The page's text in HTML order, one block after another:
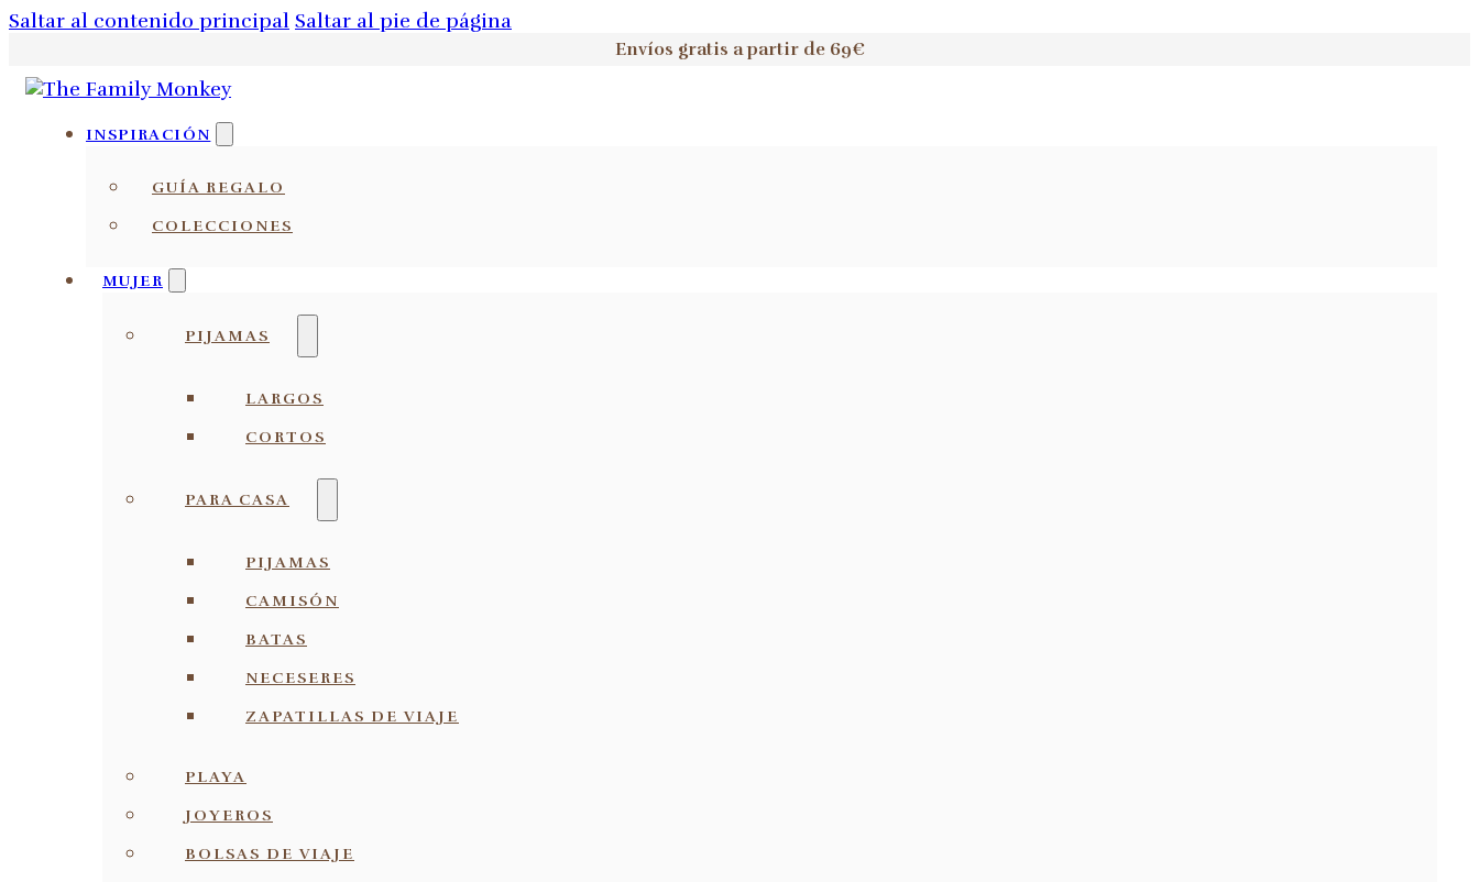
Saltar al contenido principal Saltar al pie de página
Envíos gratis a partir de 69€
INSPIRACIÓN
GUÍA REGALO
COLECCIONES
MUJER
PIJAMAS
LARGOS
CORTOS
PARA CASA
PIJAMAS
CAMISÓN
BATAS
NECESERES
ZAPATILLAS DE VIAJE
PLAYA
JOYEROS
BOLSAS DE VIAJE